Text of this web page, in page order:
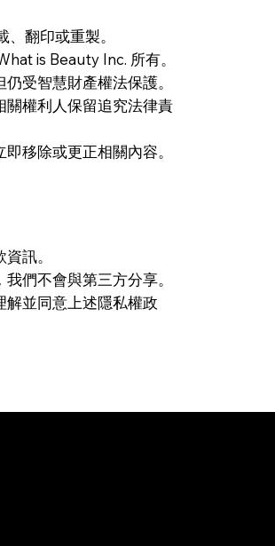
翻印或重製。
is Beauty Inc. 所有。
受智慧財產權法保護。
關權利人保留追究法律責
移除或更正相關內容。
訊。
們不會與第三方分享。
並同意上述隱私權政